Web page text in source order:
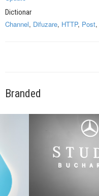
Dictionar
Channel, Difuzare, HTTP, Post,
Branded